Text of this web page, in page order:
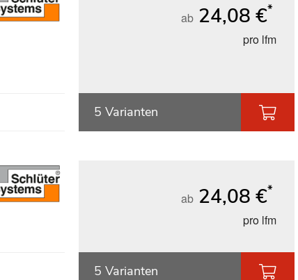
ab 24,08 €*
pro lfm
5 Varianten
ab 24,08 €*
pro lfm
5 Varianten